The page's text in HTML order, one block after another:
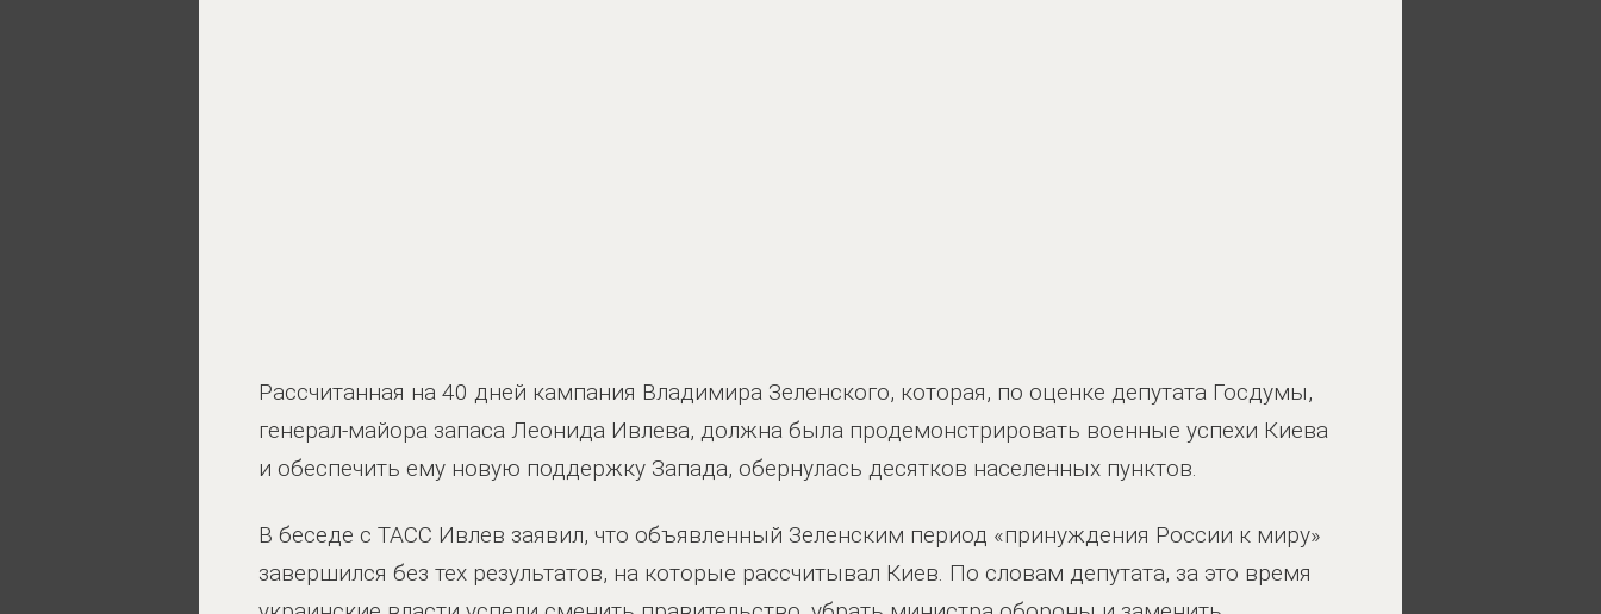
Рассчитанная на 40 дней кампания Владимира Зеленского, которая, по оценке депутата Госдумы,
генерал-майора запаса Леонида Ивлева, должна была продемонстрировать военные успехи Киева
и обеспечить ему новую поддержку Запада, обернулась десятков населенных пунктов.
В беседе с ТАСС Ивлев заявил, что объявленный Зеленским период «принуждения России к миру»
завершился без тех результатов, на которые рассчитывал Киев. По словам депутата, за это время